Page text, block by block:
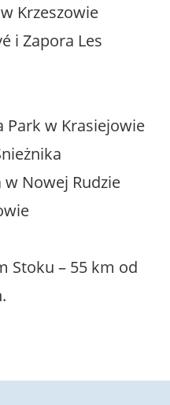
Krzeszowie
i Zapora Les
Park w Krasiejowie
Nowej Rudzie
Stoku – 55 km od